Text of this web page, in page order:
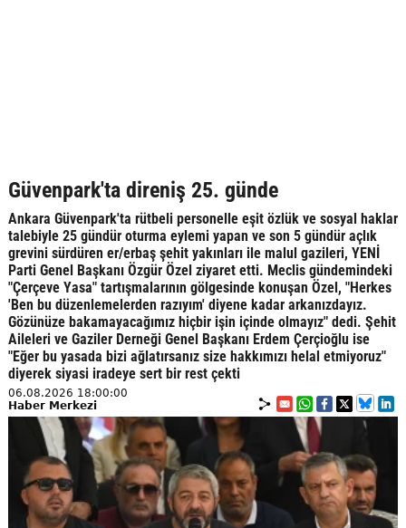
Güvenpark'ta direniş 25. günde
Ankara Güvenpark'ta rütbeli personelle eşit özlük ve sosyal haklar
talebiyle 25 gündür oturma eylemi yapan ve son 5 gündür açlık
grevini sürdüren er/erbaş şehit yakınları ile malul gazileri, YENİ
Parti Genel Başkanı Özgür Özel ziyaret etti. Meclis gündemindeki
"Çerçeve Yasa" tartışmalarının gölgesinde konuşan Özel, "Herkes
'Ben bu düzenlemelerden razıyım' diyene kadar arkanızdayız.
Gözünüze bakamayacağımız hiçbir işin içinde olmayız" dedi. Şehit
Aileleri ve Gaziler Derneği Genel Başkanı Erdem Çerçioğlu ise
"Eğer bu yasada bizi ağlatırsanız size hakkımızı helal etmiyoruz"
diyerek siyasi iradeye sert bir rest çekti
06.08.2026 18:00:00
Haber Merkezi